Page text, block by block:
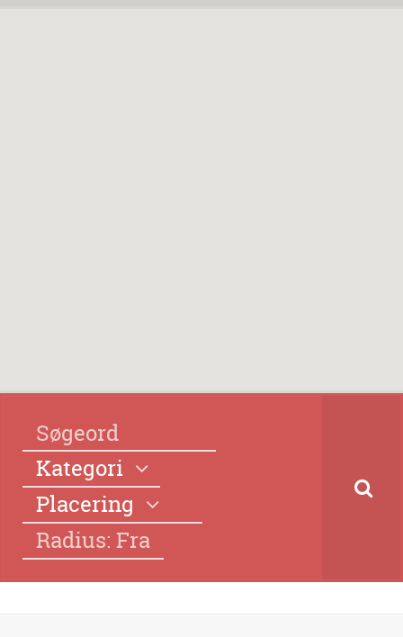
Kategori
Placering
Radius: Fra